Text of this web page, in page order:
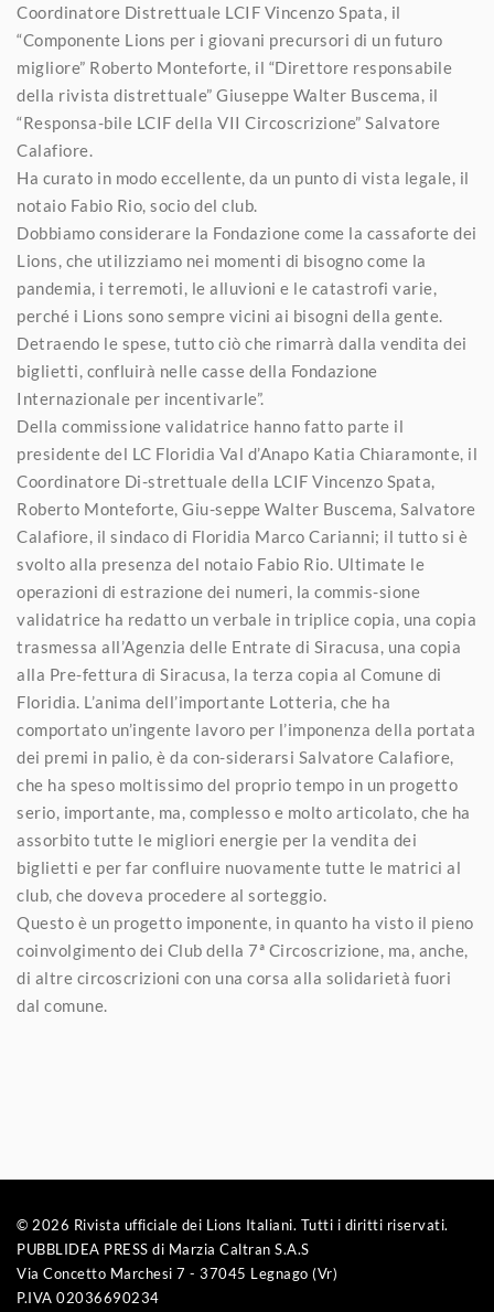
Coordinatore Distrettuale LCIF Vincenzo Spata, il
“Componente Lions per i giovani precursori di un futuro
migliore” Roberto Monteforte, il “Direttore responsabile
della rivista distrettuale” Giuseppe Walter Buscema, il
“Responsa-bile LCIF della VII Circoscrizione” Salvatore
Calafiore.
Ha curato in modo eccellente, da un punto di vista legale, il
notaio Fabio Rio, socio del club.
Dobbiamo considerare la Fondazione come la cassaforte dei
Lions, che utilizziamo nei momenti di bisogno come la
pandemia, i terremoti, le alluvioni e le catastrofi varie,
perché i Lions sono sempre vicini ai bisogni della gente.
Detraendo le spese, tutto ciò che rimarrà dalla vendita dei
biglietti, confluirà nelle casse della Fondazione
Internazionale per incentivarle”.
Della commissione validatrice hanno fatto parte il
presidente del LC Floridia Val d’Anapo Katia Chiaramonte, il
Coordinatore Di-strettuale della LCIF Vincenzo Spata,
Roberto Monteforte, Giu-seppe Walter Buscema, Salvatore
Calafiore, il sindaco di Floridia Marco Carianni; il tutto si è
svolto alla presenza del notaio Fabio Rio. Ultimate le
operazioni di estrazione dei numeri, la commis-sione
validatrice ha redatto un verbale in triplice copia, una copia
trasmessa all’Agenzia delle Entrate di Siracusa, una copia
alla Pre-fettura di Siracusa, la terza copia al Comune di
Floridia. L’anima dell’importante Lotteria, che ha
comportato un’ingente lavoro per l’imponenza della portata
dei premi in palio, è da con-siderarsi Salvatore Calafiore,
che ha speso moltissimo del proprio tempo in un progetto
serio, importante, ma, complesso e molto articolato, che ha
assorbito tutte le migliori energie per la vendita dei
biglietti e per far confluire nuovamente tutte le matrici al
club, che doveva procedere al sorteggio.
Questo è un progetto imponente, in quanto ha visto il pieno
coinvolgimento dei Club della 7ª Circoscrizione, ma, anche,
di altre circoscrizioni con una corsa alla solidarietà fuori
dal comune.
© 2026 Rivista ufficiale dei Lions Italiani. Tutti i diritti riservati.
PUBBLIDEA PRESS di Marzia Caltran S.A.S
Via Concetto Marchesi 7 - 37045 Legnago (Vr)
P.IVA 02036690234